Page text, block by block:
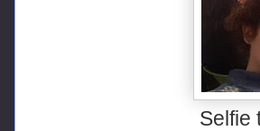
Selfie